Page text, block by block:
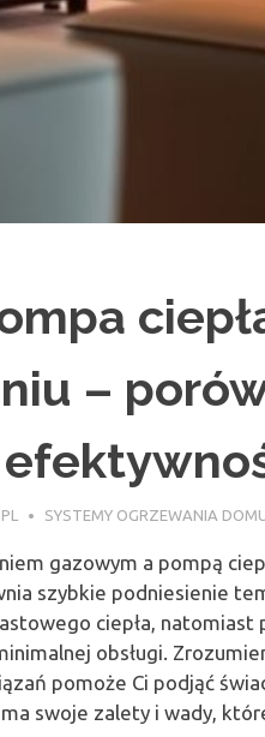
–
SYSTEMY OGRZEWANIA
gazowym a pompą
szybkie podniesienie
ciepła, natomiast
obsługi.
pomoże Ci podjąć
swoje zalety i wady,